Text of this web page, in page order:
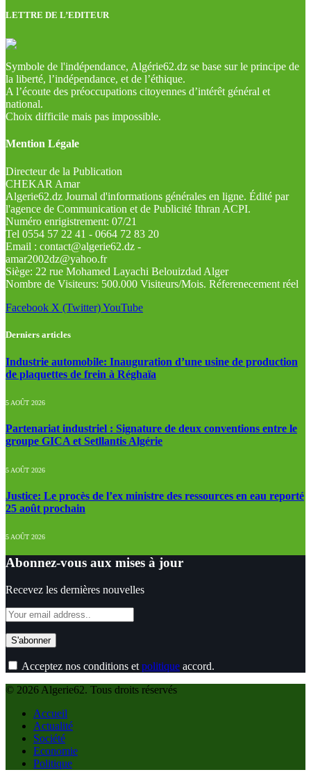
LETTRE DE L’EDITEUR
Symbole de l'indépendance, Algérie62.dz se base sur le principe de
la liberté, l’indépendance, et de l’éthique.
A l’écoute des préoccupations citoyennes d’intérêt général et
national.
Choix difficile mais pas impossible.
Mention Légale
Directeur de la Publication
CHEKAR Amar
Algerie62.dz Journal d'informations générales en ligne. Édité par
l'agence de Communication et de Publicité Ithran ACPI.
Numéro enrigistrement: 07/21
Tel 0554 57 22 41 - 0664 72 83 20
Email : contact@algerie62.dz -
amar2002dz@yahoo.fr
Siège: 22 rue Mohamed Layachi Belouizdad Alger
Nombre de Visiteurs: 500.000 Visiteurs/Mois. Réferenecement réel
Facebook X (Twitter)YouTube
Derniers articles
Industrie automobile: Inauguration d’une usine de production
de plaquettes de frein à Réghaïa
5 AOÛT 2026
Partenariat industriel : Signature de deux conventions entre le
groupe GICA et Setllantis Algérie
5 AOÛT 2026
Justice: Le procès de l’ex ministre des ressources en eau reporté
25 août prochain
5 AOÛT 2026
Abonnez-vous aux mises à jour
Recevez les dernières nouvelles
Acceptez nos conditions et politique accord.
© 2026 Algerie62. Tous droits réservés
Accueil
Actualité
Société
Economie
Politique